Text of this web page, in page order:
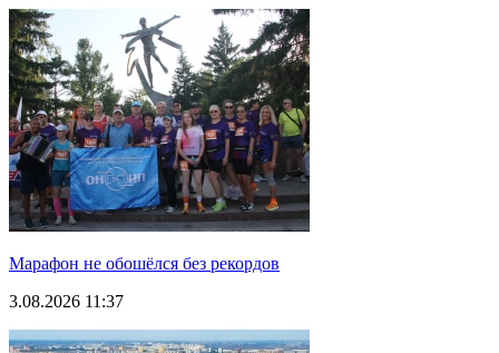
Марафон не обошёлся без рекордов
3.08.2026 11:37